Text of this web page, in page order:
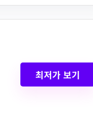
최저가 보기